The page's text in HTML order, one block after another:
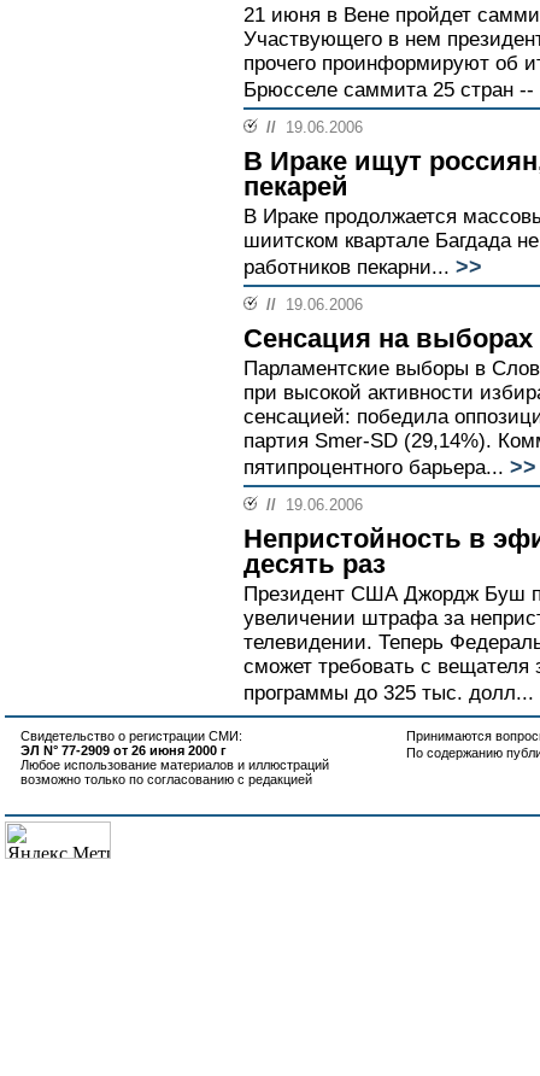
21 июня в Вене пройдет
Участвующего в нем
прочего проинформируют об
Брюсселе саммита 25 стран
// 19.06.2006
В Ираке ищут
пекарей
В Ираке продолжается
шиитском квартале Багдада
работников пекарни... >>
// 19.06.2006
Сенсация на
Парламентские выборы в
при высокой активности
сенсацией: победила
партия Smer-SD (29,14%).
пятипроцентного барьера... >>
// 19.06.2006
Непристойность в
десять раз
Президент США Джордж Буш
увеличении штрафа за
телевидении. Теперь
сможет требовать с
программы до 325 тыс. долл...
Свидетельство о регистрации СМИ:
ЭЛ N° 77-2909 от 26 июня 2000 г
Любое использование материалов и иллюстраций
возможно только по согласованию с редакцией
Принимаются
По содержанию